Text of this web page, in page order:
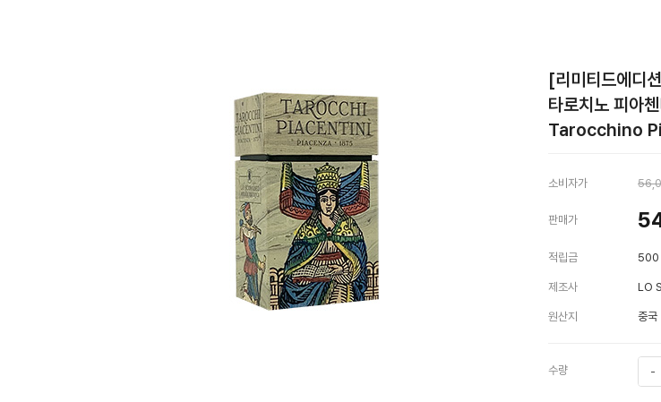
[리미티드에디
타로치노 피아첸
Tarocchino
소비자가
판매가
적립금 500
제조사 LO
원산지 중국
수량 -